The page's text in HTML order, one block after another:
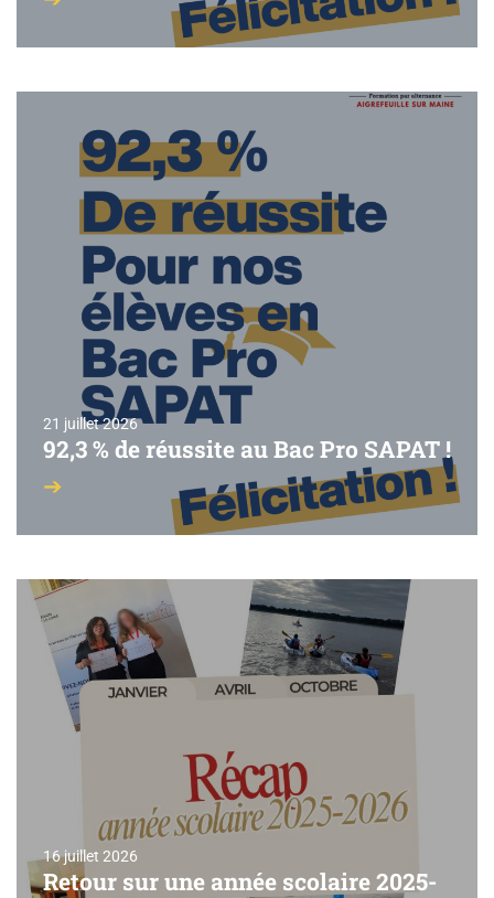
21 juillet 2026
92,3 % de réussite au Bac Pro SAPAT !
16 juillet 2026
Retour sur une année scolaire 2025-